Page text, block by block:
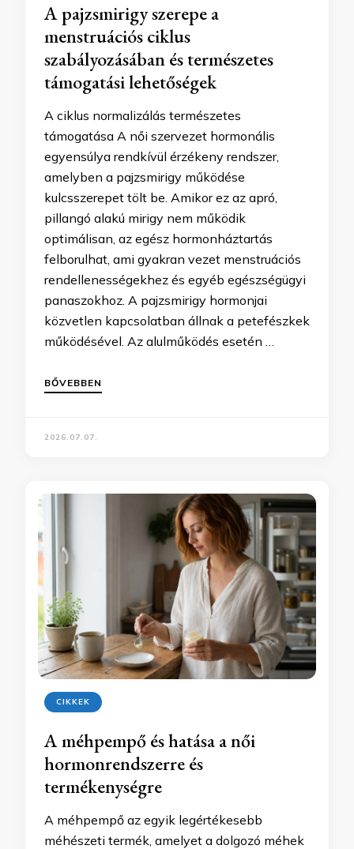
A pajzsmirigy szerepe a
menstruációs ciklus
szabályozásában és természetes
támogatási lehetőségek
A ciklus normalizálás természetes
támogatása A női szervezet hormonális
egyensúlya rendkívül érzékeny rendszer,
amelyben a pajzsmirigy működése
kulcsszerepet tölt be. Amikor ez az apró,
pillangó alakú mirigy nem működik
optimálisan, az egész hormonháztartás
felborulhat, ami gyakran vezet menstruációs
rendellenességekhez és egyéb egészségügyi
panaszokhoz. A pajzsmirigy hormonjai
közvetlen kapcsolatban állnak a petefészkek
működésével. Az alulműködés esetén …
BŐVEBBEN
2026.07.07.
CIKKEK
A méhpempő és hatása a női
hormonrendszerre és
termékenységre
A méhpempő az egyik legértékesebb
méhészeti termék, amelyet a dolgozó méhek